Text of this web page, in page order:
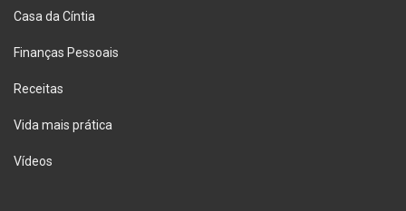
Casa da Cíntia
Finanças Pessoais
Receitas
Vida mais prática
Vídeos